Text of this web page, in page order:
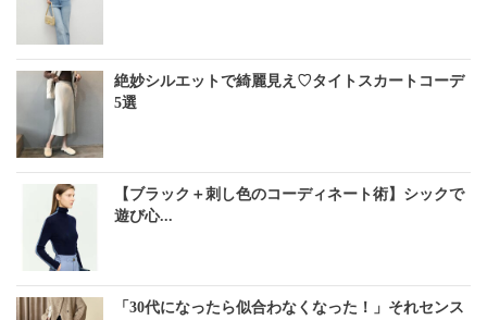
絶妙シルエットで綺麗見え♡タイトスカートコーデ
5選
【ブラック＋刺し色のコーディネート術】シックで
遊び心...
「30代になったら似合わなくなった！」それセンス